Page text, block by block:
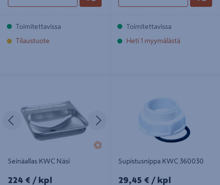
Toimitettavissa
Tilaustuote
Toimitettavissa
Heti 1 myymälästä
Edellinen
Seinäallas KWC Näsi
224€/kpl
224 € / kpl
Supistusnippa KWC 360030
29,45€/kpl
29,45 € / kpl